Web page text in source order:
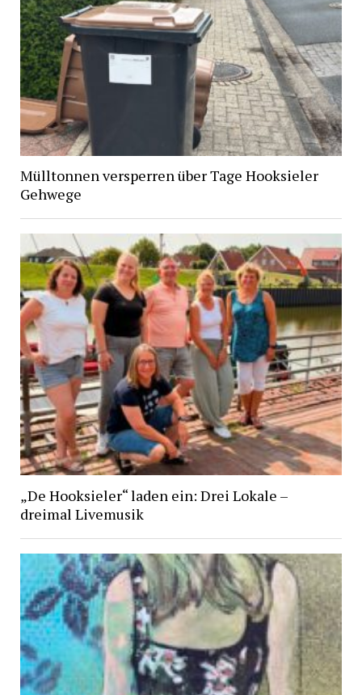
Mülltonnen versperren über Tage Hooksieler
Gehwege
„De Hooksieler“ laden ein: Drei Lokale –
dreimal Livemusik